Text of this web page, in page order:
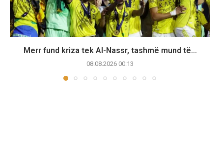
Merr fund kriza tek Al-Nassr, tashmë mund të...
08.08.2026 00:13